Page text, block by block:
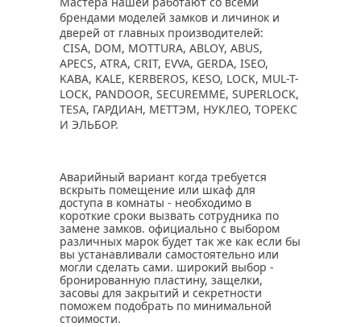
брендами моделей замков и личинок и
дверей от главных производителей:
CISA, DOM, MOTTURA, ABLOY, ABUS,
APECS, ATRA, CRIT, EVVA, GERDA, ISEO,
KABA, KALE, KERBEROS, KESO, LOCK, MUL-T-
LOCK, PANDOOR, SECUREMME, SUPERLOCK,
TESA, ГАРДИАН, МЕТТЭМ, НУКЛЕО, ТОРЕКС
И ЭЛЬБОР.
Аварийный вариант когда требуется
вскрыть помещение или шкаф для
доступа в комнаты - необходимо в
короткие сроки вызвать сотрудника по
замене замков. официально с выбором
различных марок будет так же как если бы
вы устанавливали самостоятельно или
могли сделать сами. широкий выбор -
бронированную пластину, защелки,
засовы для закрытий и секретности
поможем подобрать по минимальной
стоимости.